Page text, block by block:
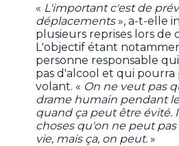
« L'important c'est de
déplacements», a-t-elle
plusieurs reprises lors de
L'objectif étant
personne responsable
pas d'alcool et qui
volant. « On ne veut pas
drame humain pendant
quand ça peut être évité.
choses qu'on ne peut
vie, mais ça, on peut. »